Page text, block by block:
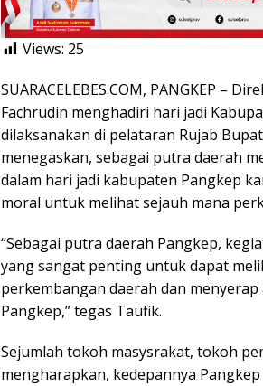
Views: 25
SUARACELEBES.COM, PANGKEP –
Fachrudin menghadiri hari jadi
dilaksanakan di pelataran Rujab
menegaskan, sebagai putra daerah
dalam hari jadi kabupaten Pangkep
moral untuk melihat sejauh mana
“Sebagai putra daerah Pangkep,
yang sangat penting untuk dapat
perkembangan daerah dan
Pangkep,” tegas Taufik.
Sejumlah tokoh masysrakat, tokoh
mengharapkan, kedepannya